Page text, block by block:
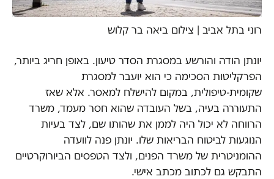
רוני בתל אביב | צילום ביאה בר קלוש
יונתן הודה והורשע במסגרת הסדר טיעון. באופן חריג ביותר,
הפרקליטות הסכימה כי הוא יועבר למסגרת
שקומית-טיפולית, במקום להישלח למאסר. אלא שאז
התעוררה בעיה, בשל העובדה שהוא חסר מעמד, משרד
הרווחה לא יכול היה לממן את שהותו שם, לצד בעיות
הנוגעות לביטוח הבריאות שלו. יונתן פנה לוועדה
ההומניטרית של משרד הפנים, ולצד הטפסים הביורוקרטיים
התבקש גם לכתוב מכתב אישי.